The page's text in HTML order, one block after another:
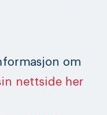
om
nettside her